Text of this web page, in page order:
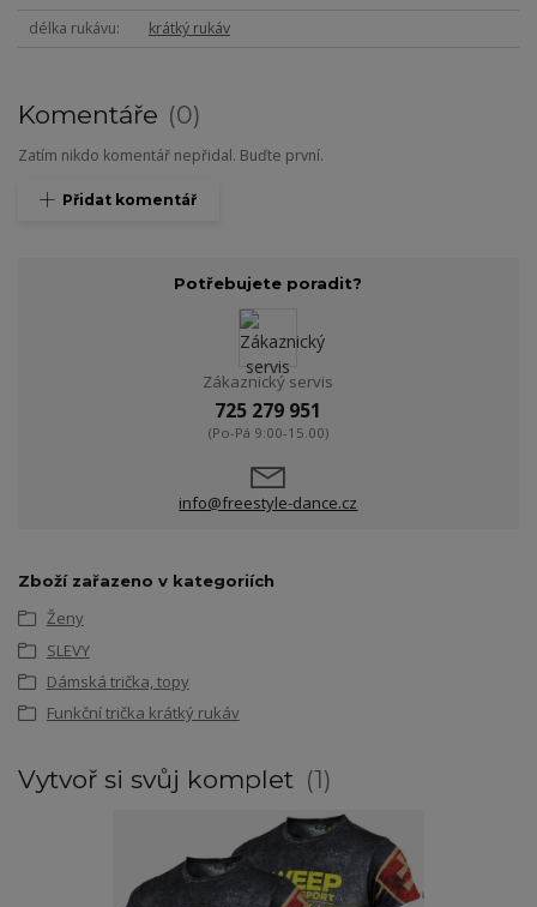
délka rukávu
krátký rukáv
Komentáře 0
Zatím nikdo komentář nepřidal. Buďte první.
Přidat komentář
Potřebujete poradit?
Zákaznický servis
725 279 951
(Po-Pá 9:00-15.00)
info@freestyle-dance.cz
Zboží zařazeno v kategoriích
Ženy
SLEVY
Dámská trička, topy
Funkční trička krátký rukáv
Vytvoř si svůj komplet 1